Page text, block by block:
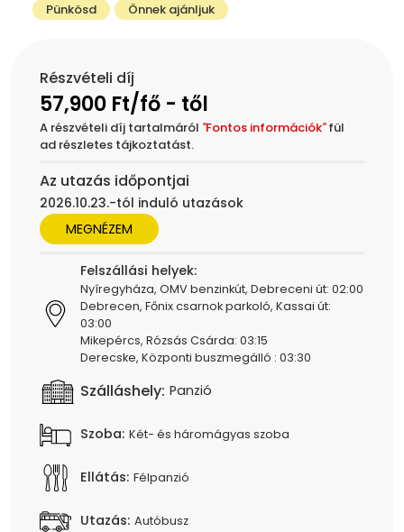
Pünkösd
Önnek ajánljuk
Részvételi díj
57,900 Ft/fő - től
A részvételi díj tartalmáról "Fontos információk"fül
ad részletes tájkoztatást.
Az utazás időpontjai
2026.10.23.-tól induló utazások
MEGNÉZEM
Felszállási helyek:
Nyíregyháza, OMV benzinkút, Debreceni út: 02:00
Debrecen, Főnix csarnok parkoló, Kassai út:
03:00
Mikepércs, Rózsás Csárda: 03:15
Derecske, Központi buszmegálló : 03:30
Szálláshely: Panzió
Szoba: Két- és háromágyas szoba
Ellátás: Félpanzió
Utazás: Autóbusz